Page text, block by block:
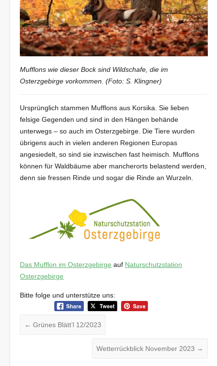
Mufflons wie dieser Bock sind Wildschafe, die im
Osterzgebirge vorkommen. (Foto: S. Klingner)
Ursprünglich stammen Mufflons aus Korsika. Sie lieben
felsige Gegenden und sind in den Hängen behände
unterwegs – so auch im Osterzgebirge. Die Tiere wurden
übrigens auch in vielen anderen Regionen Europas
angesiedelt, so sind sie inzwischen fast heimisch. Mufflons
können für Waldbäume aber mancherorts belastend werden,
denn sie fressen Rinde und sogar die Rinde an Wurzeln.
Das Mufflon im Osterzgebirge auf Naturschutzstation
Osterzgebirge
Bitte folge und unterstütze uns:
← Grünes Blätt’l 12/2023
Wetterrückblick November 2023 →